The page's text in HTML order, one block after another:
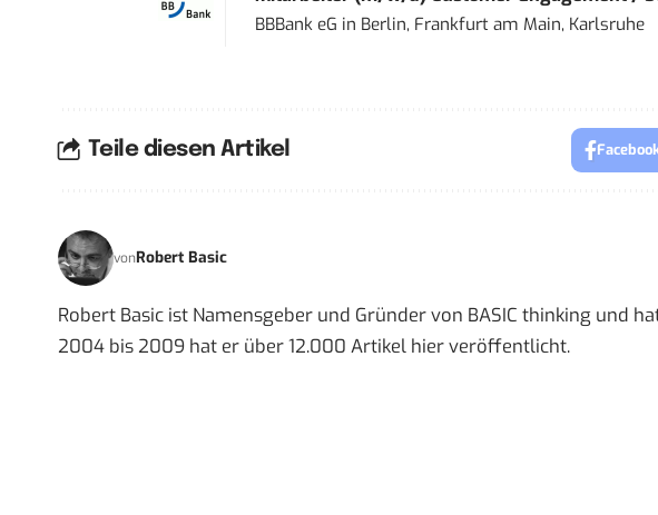
BBBank eG in Berlin, Frankfurt am Main, Karlsruhe
Teile diesen Artikel
vonRobert Basic
Robert Basic ist Namensgeber und Gründer von BASIC thinking und
2004 bis 2009 hat er über 12.000 Artikel hier veröffentlicht.